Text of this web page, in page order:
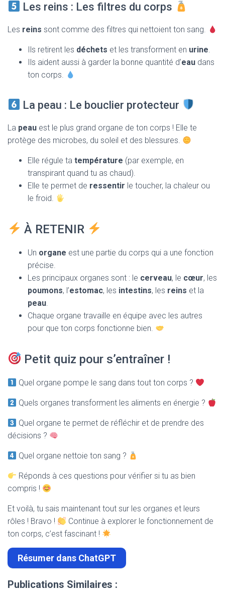
Les reins : Les filtres du corps
Les reins sont comme des filtres qui nettoient ton sang.
Ils retirent les déchets et les transforment en urine.
Ils aident aussi à garder la bonne quantité d’eau dans
ton corps.
La peau : Le bouclier protecteur
La peau est le plus grand organe de ton corps ! Elle te
protège des microbes, du soleil et des blessures.
Elle régule ta température (par exemple, en
transpirant quand tu as chaud).
Elle te permet de ressentir le toucher, la chaleur ou
le froid.
À RETENIR
Un organe est une partie du corps qui a une fonction
précise.
Les principaux organes sont : le cerveau, le cœur, les
poumons, l’estomac, les intestins, les reins et la
peau.
Chaque organe travaille en équipe avec les autres
pour que ton corps fonctionne bien.
Petit quiz pour s’entraîner !
Quel organe pompe le sang dans tout ton corps ?
Quels organes transforment les aliments en énergie ?
Quel organe te permet de réfléchir et de prendre des
décisions ?
Quel organe nettoie ton sang ?
Réponds à ces questions pour vérifier si tu as bien
compris !
Et voilà, tu sais maintenant tout sur les organes et leurs
rôles ! Bravo !
Continue à explorer le fonctionnement de
ton corps, c’est fascinant !
Résumer dans ChatGPT
Publications Similaires :